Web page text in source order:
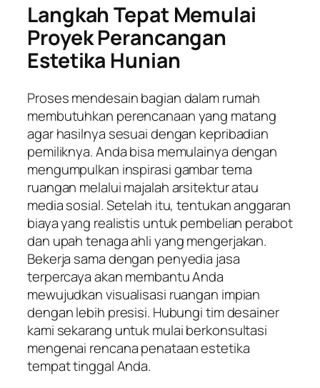
Langkah Tepat Memulai
Proyek Perancangan
Estetika Hunian
Proses mendesain bagian dalam rumah
membutuhkan perencanaan yang matang
agar hasilnya sesuai dengan kepribadian
pemiliknya. Anda bisa memulainya dengan
mengumpulkan inspirasi gambar tema
ruangan melalui majalah arsitektur atau
media sosial. Setelah itu, tentukan anggaran
biaya yang realistis untuk pembelian perabot
dan upah tenaga ahli yang mengerjakan.
Bekerja sama dengan penyedia jasa
terpercaya akan membantu Anda
mewujudkan visualisasi ruangan impian
dengan lebih presisi. Hubungi tim desainer
kami sekarang untuk mulai berkonsultasi
mengenai rencana penataan estetika
tempat tinggal Anda.